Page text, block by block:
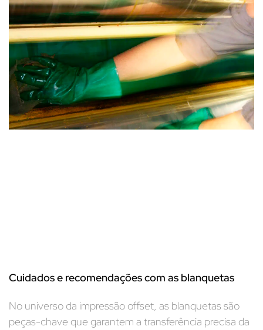
Cuidados e recomendações com as blanquetas
No universo da impressão offset, as blanquetas são
peças-chave que garantem a transferência precisa da